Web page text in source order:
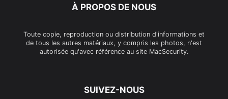
À PROPOS DE NOUS
Toute copie, reproduction ou distribution d'informations et
de tous les autres matériaux, y compris les photos, n'est
autorisée qu'avec référence au site MacSecurity.
SUIVEZ-NOUS